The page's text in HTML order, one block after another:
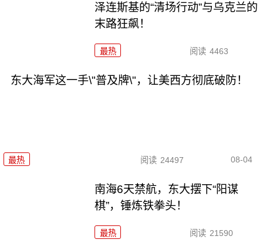
泽连斯基的“清场行动”与乌克兰的
末路狂飙！
最热 阅读 4463
东大海军这一手\"普及牌\"，让美西方彻底破防！
最热 阅读 24497 08-04
南海6天禁航，东大摆下“阳谋
棋”，锤炼铁拳头！
最热 阅读 21590